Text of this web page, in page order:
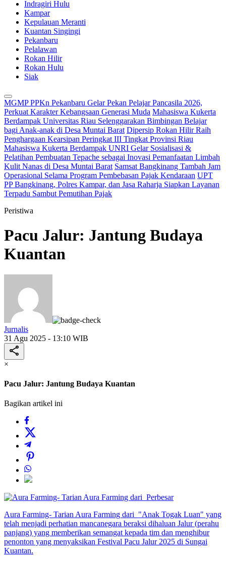
Indragiri Hulu
Kampar
Kepulauan Meranti
Kuantan Singingi
Pekanbaru
Pelalawan
Rokan Hilir
Rokan Hulu
Siak
MGMP PPKn Pekanbaru Gelar Pekan Pelajar Pancasila 2026,
Perkuat Karakter Kebangsaan Generasi Muda Mahasiswa Kukerta
Berdampak Universitas Riau Selenggarakan Bimbingan Belajar
bagi Anak-anak di Desa Muntai Barat Dipersip Rokan Hilir Raih
Penghargaan Kearsipan Peringkat III Tingkat Provinsi Riau
Mahasiswa Kukerta Berdampak UNRI Gelar Sosialisasi &
Pelatihan Pembuatan Tepache sebagai Inovasi Pemanfaatan Limbah
Kulit Nanas di Desa Muntai Barat Samsat Bangkinang Tambah Jam
Operasional Selama Program Pembebasan Pajak Kendaraan UPT
PP Bangkinang, Polres Kampar, dan Jasa Raharja Siapkan Layanan
Terpadu Sambut Pemutihan Pajak
Peristiwa
Pacu Jalur: Jantung Budaya
Kuantan
Jurnalis
31 Agu 2025 - 13:10 WIB
×
Pacu Jalur: Jantung Budaya Kuantan
Bagikan artikel ini
Perbesar
Aura Farming- Tarian Aura Farming dari "Anak Togak Luan" yang
telah menjadi perhatian mancanegara beraksi dihaluan Jalur (perahu
panjang) yang memberikan semangat kepada tim dan menghibur
penonton yang menyaksikan Festival Pacu Jalur 2025 di Sungai
Kuantan.